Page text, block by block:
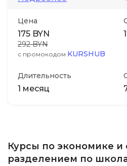
Цена
175 BYN
292 BYN
с промокодом KURSHUB
Длительность
1 месяц
Курсы по экономике и
разделением по